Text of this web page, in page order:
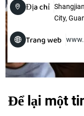
Địa chỉ
City,
Trang web
Để lại một